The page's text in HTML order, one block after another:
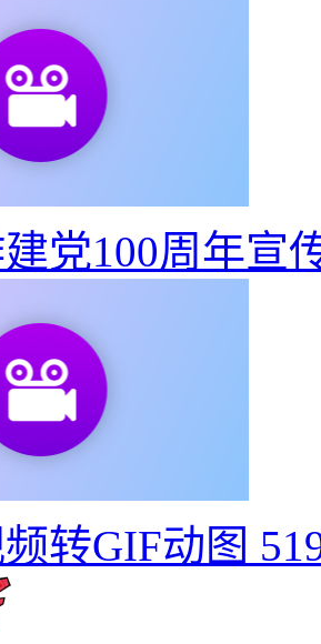
动态宣传海
党100周年宣